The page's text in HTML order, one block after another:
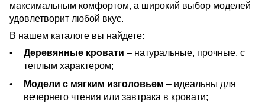
максимальным комфортом, а широкий выбор моделей
удовлетворит любой вкус.
В нашем каталоге вы найдете:
Деревянные кровати – натуральные, прочные, с
теплым характером;
Модели с мягким изголовьем – идеальны для
вечернего чтения или завтрака в кровати;